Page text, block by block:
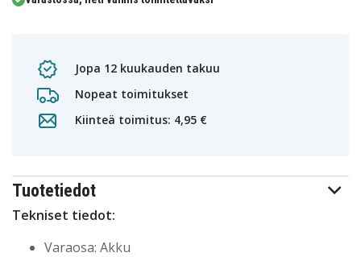
Jopa 12 kuukauden takuu
Nopeat toimitukset
Kiinteä toimitus: 4,95 €
Tuotetiedot
Tekniset tiedot:
Varaosa: Akku